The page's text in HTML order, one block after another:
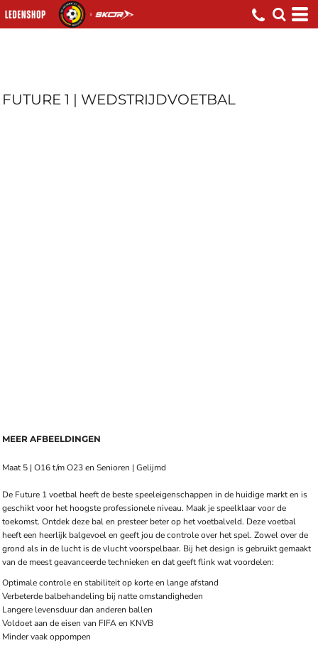
FUTURE 1 | WEDSTRIJDVOETBAL
MEER AFBEELDINGEN
Maat 5 | O16 t/m O23 en Senioren | Gelijmd
De Future 1 voetbal heeft de beste speeleigenschappen in de huidige markt en is
geschikt voor het hoogste professionele niveau. Maak je speelklaar voor de
toekomst. Ontdek deze bal en presteer beter op het voetbalveld. Deze voetbal
heeft een heerlijk balgevoel en geeft jou de controle over het spel. Zowel over de
grond als in de lucht is de vlucht voorspelbaar. Bij het design is gebruikt gemaakt
van de meest geavanceerde technieken en dat geeft flink wat voordelen:
Optimale controle en stabiliteit op korte en lange afstand
Verbeterde balbehandeling bij natte omstandigheden
Langere levensduur dan anderen ballen
Voldoet aan de eisen van FIFA en KNVB
Minder vaak oppompen